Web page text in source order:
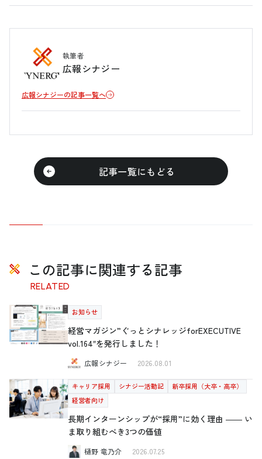
執筆者
広報シナジー
広報シナジーの記事一覧へ
記事一覧にもどる
この記事に関連する記事
RELATED
お知らせ
経営マガジン”ぐっとシナレッジforEXECUTIVE
vol.164″を発行しました！
広報シナジー 2026.08.01
キャリア採用 シナジー活動記
新卒採用（大卒・高卒）
経営者向け
長期インターンシップが“採用”に効く理由 ―― い
ま取り組むべき3つの価値
樋野 竜乃介 2026.07.25